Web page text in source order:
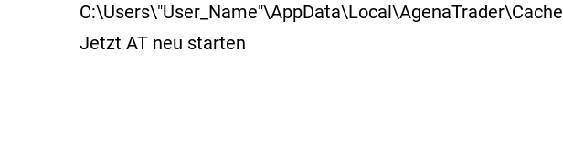
Jetzt AT neu starten